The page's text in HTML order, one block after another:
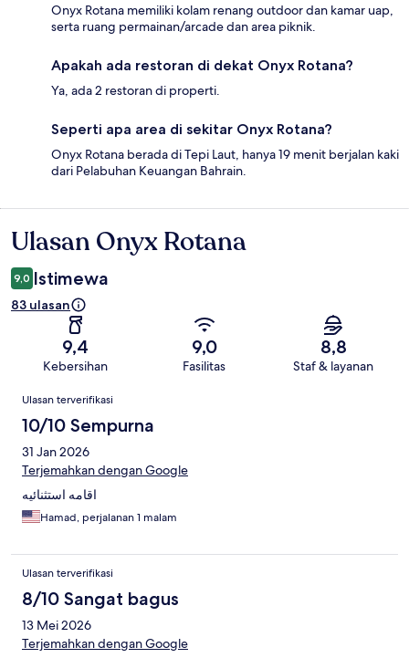
Onyx Rotana memiliki kolam renang outdoor dan kamar uap,
serta ruang permainan/arcade dan area piknik.
Apakah ada restoran di dekat Onyx Rotana?
Ya, ada 2 restoran di properti.
Seperti apa area di sekitar Onyx Rotana?
Onyx Rotana berada di Tepi Laut, hanya 19 menit berjalan kaki
dari Pelabuhan Keuangan Bahrain.
Ulasan
Ulasan Onyx Rotana
9,0 Istimewa
83 ulasan
9,4
Kebersihan
9,0
Fasilitas
8,8
Staf & layanan
Ulasan
Ulasan terverifikasi
10/10 Sempurna
31 Jan 2026
Terjemahkan dengan Google
اقامه استثنائيه
Hamad, perjalanan 1 malam
Ulasan terverifikasi
8/10 Sangat bagus
13 Mei 2026
Terjemahkan dengan Google